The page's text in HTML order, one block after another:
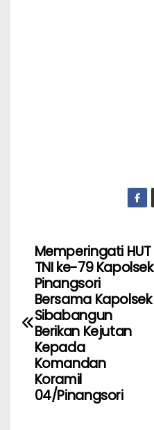
Memperingati HUT
TNI ke-79 Kapolsek
Pinangsori
Bersama Kapolsek
Sibabangun
Berikan Kejutan
Kepada
Komandan
Koramil
04/Pinangsori